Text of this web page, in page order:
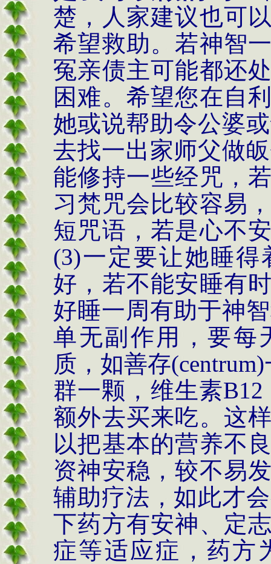
楚，人家建议也可
希望救助。若神智
冤亲债主可能都还
困难。希望您在自
她或说帮助令公婆
去找一出家师父做
能修持一些经咒，
习梵咒会比较容易
短咒语，若是心不
(3)一定要让她睡
好，若不能安睡有
好睡一周有助于神
单无副作用， 要每
质，如善存(centrum)
群一颗，维生素B12
额外去买来吃。这
以把基本的营养不
资神安稳，较不易
辅助疗法，如此才
下药方有安神、定
症等适应症，药方